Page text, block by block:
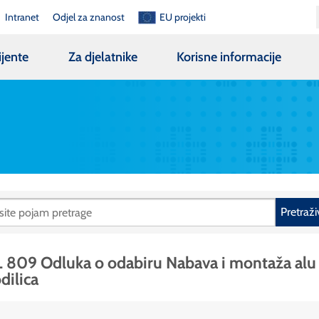
Intranet Odjel za znanost EU projekti
Za djelatnike Korisne informacije
809 Odluka o odabiru Nabava i montaža alu